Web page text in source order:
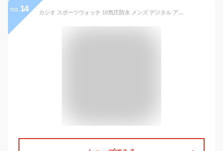
no. 14 カシオ スポーツウォッチ 10気圧防水 メンズ デジタル アナログ 腕時計 (HSD20AU13BKGD) テレメモ30件 ストップウォッチ カウントダウンタイマー 10年電池 LED ライト付き ランニングウォッチ カシオ 海外限定 マラソン ランニング 時計 アウトドアウォッチ